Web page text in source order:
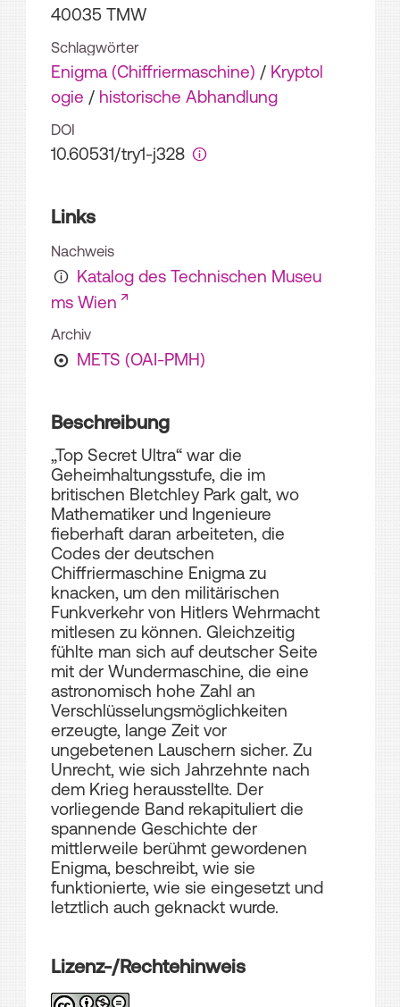
40035 TMW
Schlagwörter
Enigma (Chiffriermaschine) / Kryptol
ogie / historische Abhandlung
DOI
10.60531/try1-j328
Links
Nachweis
Katalog des Technischen Museu
ms Wien
Archiv
METS (OAI-PMH)
Beschreibung
„Top Secret Ultra“ war die
Geheimhaltungsstufe, die im
britischen Bletchley Park galt, wo
Mathematiker und Ingenieure
fieberhaft daran arbeiteten, die
Codes der deutschen
Chiffriermaschine Enigma zu
knacken, um den militärischen
Funkverkehr von Hitlers Wehrmacht
mitlesen zu können. Gleichzeitig
fühlte man sich auf deutscher Seite
mit der Wundermaschine, die eine
astronomisch hohe Zahl an
Verschlüsselungsmöglichkeiten
erzeugte, lange Zeit vor
ungebetenen Lauschern sicher. Zu
Unrecht, wie sich Jahrzehnte nach
dem Krieg herausstellte. Der
vorliegende Band rekapituliert die
spannende Geschichte der
mittlerweile berühmt gewordenen
Enigma, beschreibt, wie sie
funktionierte, wie sie eingesetzt und
letztlich auch geknackt wurde.
Lizenz-/Rechtehinweis